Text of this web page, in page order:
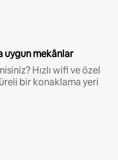
uygun mekânlar
Hızlı wifi ve özel
bir konaklama yeri